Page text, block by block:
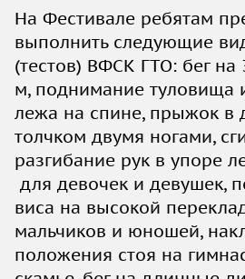
На Фестивале ребятам
выполнить следующие
(тестов) ВФСК ГТО: бег на
м, поднимание туловища
лежа на спине, прыжок в
толчком двумя ногами,
разгибание рук в упоре
для девочек и девушек,
виса на высокой
мальчиков и юношей,
положения стоя на